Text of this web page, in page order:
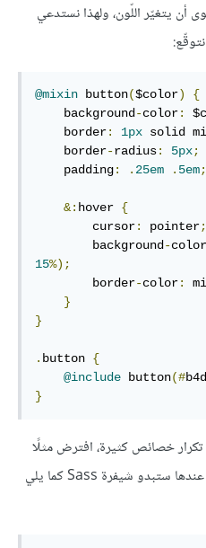
أن يتغيّر اللّون، ولهذا نستدعي
@mixin button($color)
{
    background
-color:
    border
: 1px solid
    border
-radius: 5px;
    padding
: . 25em . 5em;
&: hover {
        cursor
: pointer;
        background
-color
15%);
        border
-color:
}
}
. button {
@include button(#
}
تكرار خصائص كثيرة، افترض مثلًا
أنّنا نريد إنشاء زرّ آخر بلون مختلف، عندها ستبدو شيفرة Sass كما يلي